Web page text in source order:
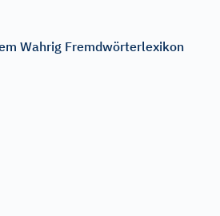
Wahrig Fremdwörterlexikon